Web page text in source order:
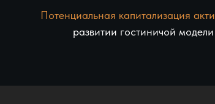
Потенциальная капитализация
развитии гостиничой модели